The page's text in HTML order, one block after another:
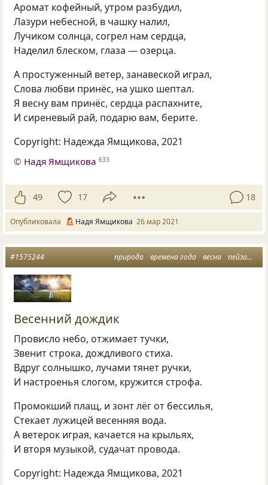
Аромат кофейный, утром разбудил,
Лазури небесной, в чашку налил,
Лучиком солнца, согрел нам сердца,
Наделил блеском, глаза — озерца.
А простуженный ветер, занавеской играл,
Слова любви принёс, на ушко шептал.
Я весну вам принёс, сердца распахните,
И сиреневый рай, подарю вам, берите.
Copyright: Надежда Ямщикова, 2021
© Надя Ямщикова 633
49 17 18
Опубликовала Надя Ямщикова 26 мар 2021
природа времена года весна пейзажная лирика
#1575244
Весенний дождик
Провисло небо, отжимает тучки,
Звенит строка, дождливого стиха.
Вдруг солнышко, лучами тянет ручки,
И настроенья слогом, кружится строфа.
Промокший плащ, и зонт лёг от бессилья,
Стекает лужицей весенняя вода.
А ветерок играя, качается на крыльях,
И вторя музыкой, судачат провода.
Copyright: Надежда Ямщикова, 2021